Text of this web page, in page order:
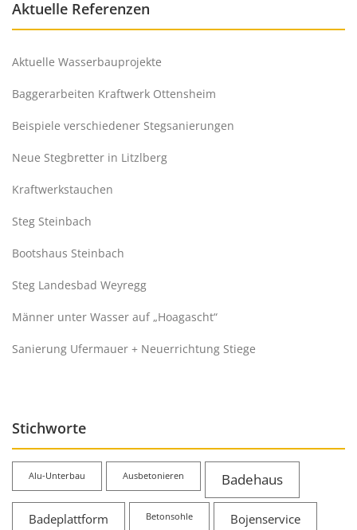
Aktuelle Referenzen
Aktuelle Wasserbauprojekte
Baggerarbeiten Kraftwerk Ottensheim
Beispiele verschiedener Stegsanierungen
Neue Stegbretter in Litzlberg
Kraftwerkstauchen
Steg Steinbach
Bootshaus Steinbach
Steg Landesbad Weyregg
Männer unter Wasser auf „Hoagascht“
Sanierung Ufermauer + Neuerrichtung Stiege
Stichworte
Alu-Unterbau Ausbetonieren Badehaus
Badeplattform Betonsohle Bojenservice